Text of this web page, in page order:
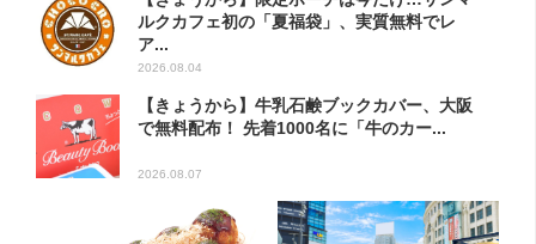
ルクカフェ初の「夏福袋」、実質無料でレ
ア...
2026.08.04
【きょうから】牛乳石鹸ブックカバー、大阪
で無料配布！ 先着1000名に「牛のカー...
2026.08.07